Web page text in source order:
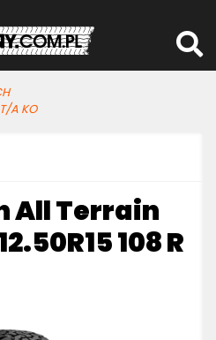
A KO
All Terrain
108 R